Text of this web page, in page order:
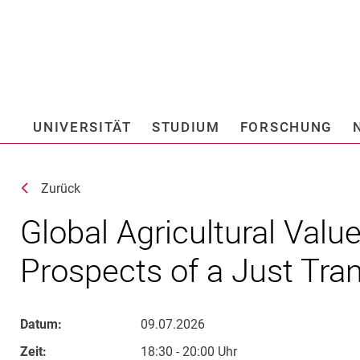
Springe direkt zu:
UNIVERSITÄT STUDIUM FORSCHUNG
Zurück
Global Agricultural
Prospects of a Just
Datum:
09.07.2026
Zeit:
18:30 - 20:00 Uhr